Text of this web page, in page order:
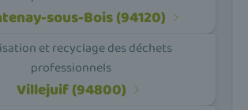
sous-Bois (94120)
et recyclage des déchets
professionnels
Villejuif (94800)